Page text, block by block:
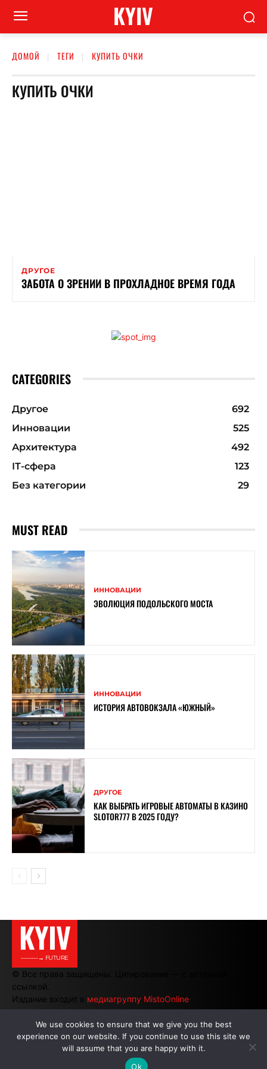
KYIV
ДОМОЙ ТЕГИ КУПИТЬ ОЧКИ
КУПИТЬ ОЧКИ
ДРУГОЕ
ЗАБОТА О ЗРЕНИИ В ПРОХЛАДНОЕ ВРЕМЯ ГОДА
CATEGORIES
Другое
692
Инновации
525
Архитектура
492
ІТ-сфера
123
Без категории
29
MUST READ
ИННОВАЦИИ
ЭВОЛЮЦИЯ ПОДОЛЬСКОГО МОСТА
ИННОВАЦИИ
ИСТОРИЯ АВТОВОКЗАЛА «ЮЖНЫЙ»
ДРУГОЕ
КАК ВЫБРАТЬ ИГРОВЫЕ АВТОМАТЫ В КАЗИНО
SLOTOR777 В 2025 ГОДУ?
KYIV
———→ FUTURE
© Все права защищены. Цитирование — с активной
ссылкой.
Издание входит в медиагруппу MistoOnline
АВТОРЫ | РЕКЛАМА НА САЙТЕ
We use cookies to ensure that we give you the best
experience on our website. If you continue to use this site we
will assume that you are happy with it.
Ok